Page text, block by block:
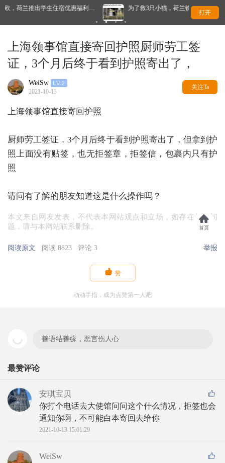
… 为了救3只小猫，荷兰铁路停运数小时！最后结局太暖了
打开
上海领事馆直接寄回护照厨师劳工签
证，3个月后终于看到护照寄出了，
WeiSw
2021-10-13
关注Ta
上海领事馆直接寄回护照
厨师劳工签证，3个月后终于看到护照寄出了，但拿到护
照上面没有贴签，也无拒签章，拒签信，包裹内只有护
照
请问有了解的朋友知道这是什么操作吗？
本文来自网友发表，不代表本网站观点和立场，如存在侵权问
题，请与本网站联系删除。
阅读原文 阅读 8823 评论 3 举报
 赞
动动手指，成为点赞第一人吧
善语结善缘，恶言伤人心
最赞评论
安琪宝贝
你打个电话去大使馆问问这个什么情况，拒签也会
通知你啊，不可能白本寄回去给你
2021-10-13 15:01:29
WeiSw
首页